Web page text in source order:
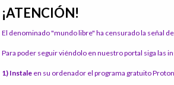
¡ATENCIÓN!
El denominado "mundo libre" ha censurado la señal
Para poder seguir viéndolo en nuestro portal siga las
1) Instale en su ordenador el programa gratuito